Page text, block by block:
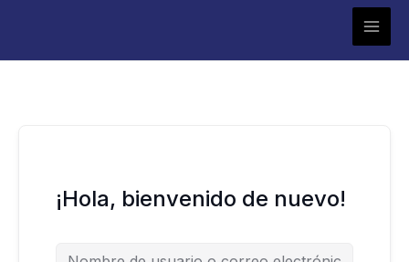
¡Hola, bienvenido de nuevo!